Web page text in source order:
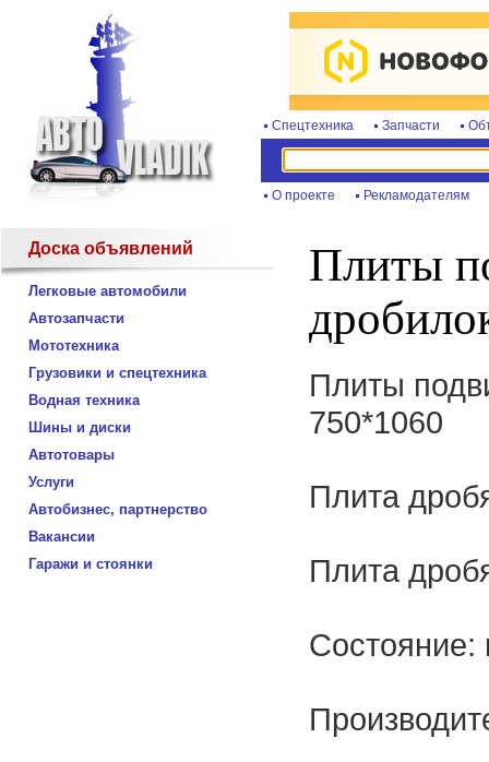
Спецтехника Запчасти
О проекте Рекламодателям
Доска объявлений
Легковые автомобили
Автозапчасти
Мототехника
Грузовики и спецтехника
Водная техника
Шины и диски
Автотовары
Услуги
Автобизнес, партнерство
Вакансии
Гаражи и стоянки
Плиты
Плиты
750*1060
Плита
Плита
Состояние: